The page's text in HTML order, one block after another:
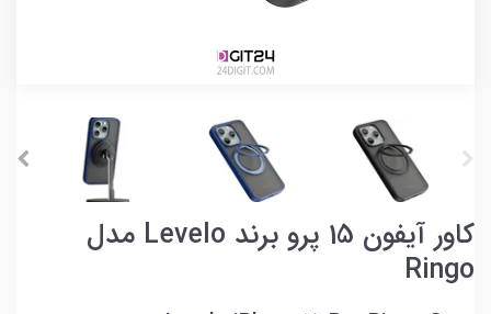
کاور آیفون 15 پرو برند Levelo مدل
Ringo